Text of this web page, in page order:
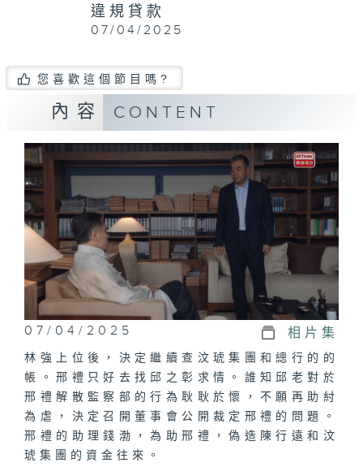
違規貸款
07/04/2025
您喜歡這個節目嗎?
內容 CONTENT
07/04/2025 相片集
林強上位後，決定繼續查汶琥集團和總行的的
帳。邢禮只好去找邱之彰求情。誰知邱老對於
邢禮解散監察部的行為耿耿於懷，不願再助紂
為虐，決定召開董事會公開裁定邢禮的問題。
邢禮的助理錢渤，為助邢禮，偽造陳行遠和汶
琥集團的資金往來。